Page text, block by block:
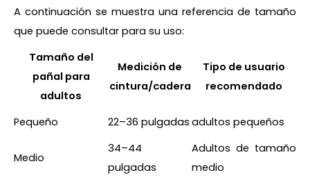
A continuación se muestra una referencia de tamaño
que puede consultar para su uso:
Tamaño del
pañal para
adultos
Medición de
cintura/cadera
Tipo de usuario
recomendado
Pequeño 22–36 pulgadas adultos pequeños
Medio
34–44
pulgadas
Adultos de tamaño
medio